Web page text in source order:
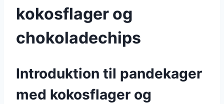
kokosflager og
chokoladechips
Introduktion til pandekager
med kokosflager og